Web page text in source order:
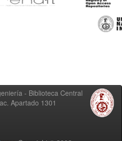
- Biblioteca Central
Apartado 1301